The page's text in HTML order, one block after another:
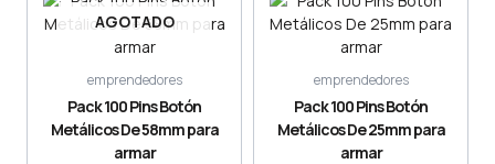
AGOTADO
emprendedores
Pack 100 Pins Botón
Metálicos De 58mm para
armar
emprendedores
Pack 100 Pins Botón
Metálicos De 25mm para
armar